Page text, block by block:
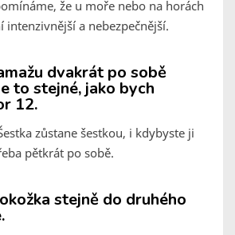
že u moře nebo na horách
intenzivnější a nebezpečnější.
dvakrát po sobě
to stejné, jako bych
12.
zůstane šestkou, i kdybyste ji
pětkrát po sobě.
stejně do druhého